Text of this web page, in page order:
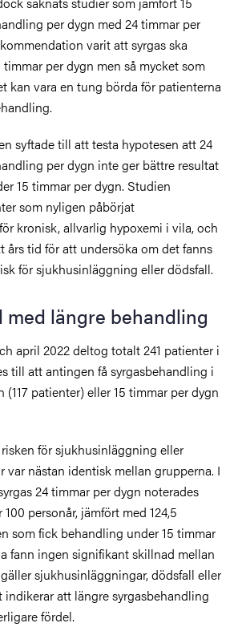
per dygn med 24 timmar per
varit att syrgas ska
per dygn men så mycket som
kan vara en tung börda för patienterna
syftade till att testa hypotesen att 24
per dygn inte ger bättre resultat
15 timmar per dygn. Studien
som nyligen påbörjat
kronisk, allvarlig hypoxemi i vila, och
års tid för att undersöka om det fanns
för sjukhusinläggning eller dödsfall.
med längre behandling
april 2022 deltog totalt 241 patienter i
till att antingen få syrgasbehandling i
(117 patienter) eller 15 timmar per dygn
för sjukhusinläggning eller
var nästan identisk mellan grupperna. I
24 timmar per dygn noterades
100 personår, jämfört med 124,5
som fick behandling under 15 timmar
fann ingen signifikant skillnad mellan
sjukhusinläggningar, dödsfall eller
indikerar att längre syrgasbehandling
fördel.